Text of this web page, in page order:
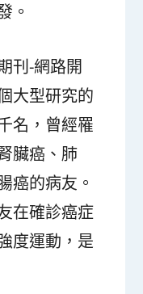
。
刊-網路開
大型研究的
名，曾經罹
臟癌、肺
癌的病友。
在確診癌症
度運動，是